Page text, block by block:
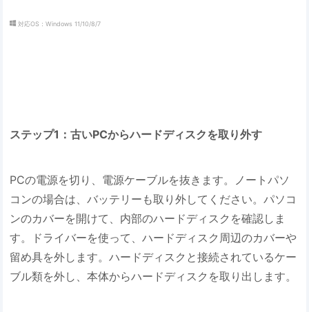
対応OS：Windows 11/10/8/7
ステップ1：古いPCからハードディスクを取り外す
PCの電源を切り、電源ケーブルを抜きます。ノートパソ
コンの場合は、バッテリーも取り外してください。パソコ
ンのカバーを開けて、内部のハードディスクを確認しま
す。ドライバーを使って、ハードディスク周辺のカバーや
留め具を外します。ハードディスクと接続されているケー
ブル類を外し、本体からハードディスクを取り出します。